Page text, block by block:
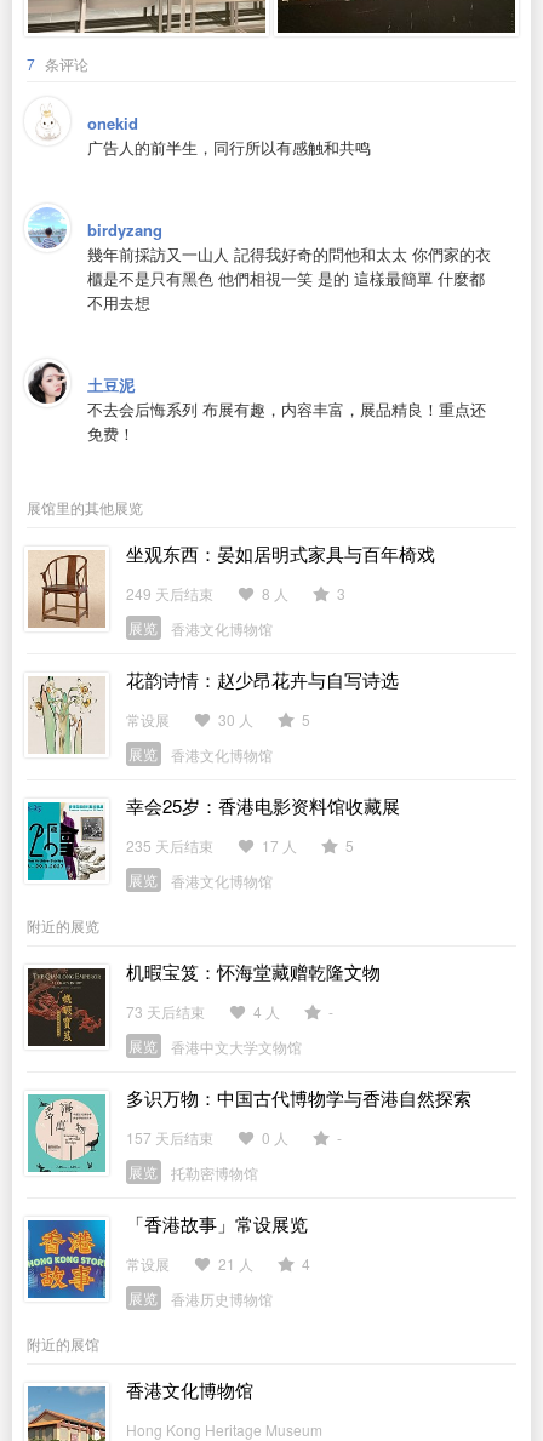
7 条评论
onekid
广告人的前半生，同行所以有感触和共鸣
birdyzang
幾年前採訪又一山人 記得我好奇的問他和太太 你們家的衣
櫃是不是只有黑色 他們相視一笑 是的 這樣最簡單 什麼都
不用去想
土豆泥
不去会后悔系列 布展有趣，内容丰富，展品精良！重点还
免费！
展馆里的其他展览
坐观东西：晏如居明式家具与百年椅戏
249 天后结束 8 人
3
展览
香港文化博物馆
花韵诗情：赵少昂花卉与自写诗选
常设展 30 人
5
展览
香港文化博物馆
幸会25岁：香港电影资料馆收藏展
235 天后结束 17 人
5
展览
香港文化博物馆
附近的展览
机暇宝笈：怀海堂藏赠乾隆文物
73 天后结束 4 人
-
展览
香港中文大学文物馆
多识万物：中国古代博物学与香港自然探索
157 天后结束 0 人
-
展览
托勒密博物馆
「香港故事」常设展览
常设展 21 人
4
展览
香港历史博物馆
附近的展馆
香港文化博物馆
Hong Kong Heritage Museum